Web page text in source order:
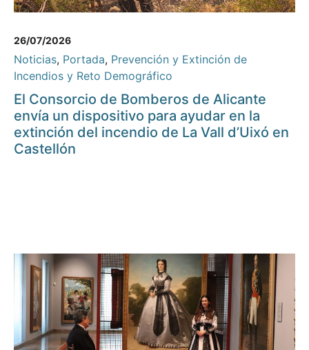
26/07/2026
Noticias, Portada, Prevención y Extinción de
Incendios y Reto Demográfico
El Consorcio de Bomberos de Alicante
envía un dispositivo para ayudar en la
extinción del incendio de La Vall d’Uixó en
Castellón